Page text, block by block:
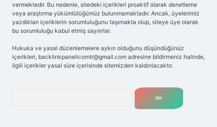
vermektedir. Bu nedenle, sitedeki içerikleri proaktif olarak denetleme
veya araştırma yükümlülüğümüz bulunmamaktadır. Ancak, üyelerimiz
yazdıkları içeriklerin sorumluluğunu taşımakta olup, siteye üye olarak
bu sorumluluğu kabul etmiş sayılırlar.
Hukuka ve yasal düzenlemelere aykırı olduğunu düşündüğünüz
içerikleri, backlinkpanelicomtr@gmail.com adresine bildirmeniz halinde,
ilgili içerikler yasal süre içerisinde sitemizden kaldırılacaktır.